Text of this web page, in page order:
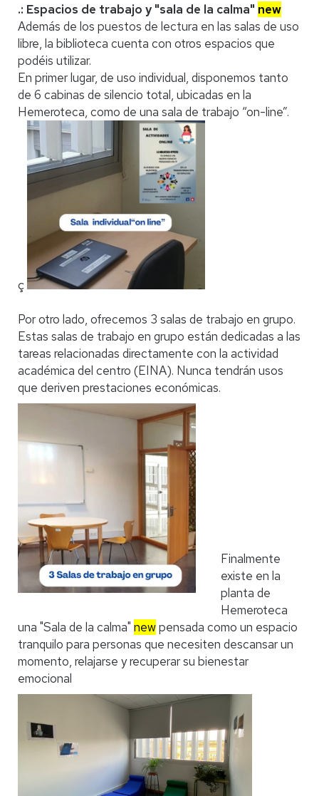
.: Espacios de trabajo y "sala de la calma" new
Además de los puestos de lectura en las salas de uso
libre, la biblioteca cuenta con otros espacios que
podéis utilizar.
En primer lugar, de uso individual, disponemos tanto
de 6 cabinas de silencio total, ubicadas en la
Hemeroteca, como de una sala de trabajo “on-line”.
ç
Por otro lado, ofrecemos 3 salas de trabajo en grupo.
Estas salas de trabajo en grupo están dedicadas a las
tareas relacionadas directamente con la actividad
académica del centro (EINA). Nunca tendrán usos
que deriven prestaciones económicas.
Finalmente
existe en la
planta de
Hemeroteca
una "Sala de la calma" newpensada como un espacio
tranquilo para personas que necesiten descansar un
momento, relajarse y recuperar su bienestar
emocional